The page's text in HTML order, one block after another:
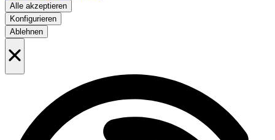
Alle akzeptieren
Konfigurieren
Ablehnen